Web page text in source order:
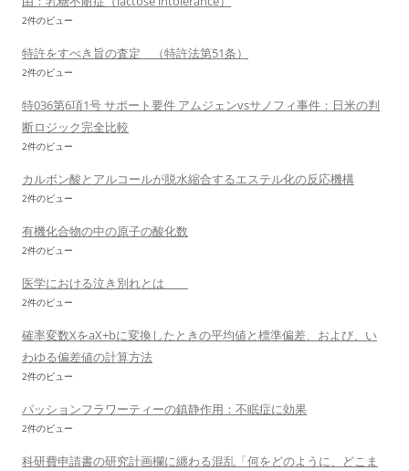
2件のビュー
特許をすべき旨の査定 （特許法第51条）
2件のビュー
特036第6項1号 サポート要件 アムジェンvsサノフィ事件：日米の判
断ロジック完全比較
2件のビュー
カルボン酸とアルコールが脱水縮合するエステル化の反応機構
2件のビュー
有機化合物の中の原子の酸化数
2件のビュー
医学における泣き別れとは
2件のビュー
確率変数XをaX+bに変換したときの平均値と標準偏差、および、い
わゆる偏差値の計算方法
2件のビュー
パッションフラワーティーの鎮静作用：不眠症に効果
2件のビュー
科研費申請書の研究計画欄に纏わる混乱「何をどのように、どこま